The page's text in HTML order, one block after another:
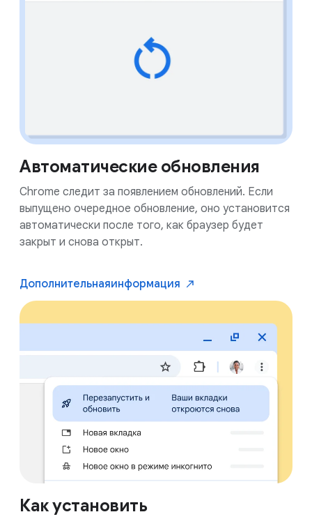
Автоматические обновления
Chrome следит за появлением обновлений. Если
выпущено очередное обновление, оно установится
автоматически после того, как браузер будет
закрыт и снова открыт.
Дополнительнаяинформация
Как установить